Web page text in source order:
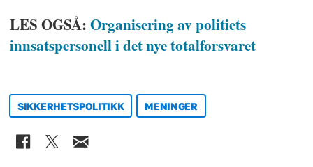
LES OGSÅ:Organisering av politiets
innsatspersonell i det nye totalforsvaret
SIKKERHETSPOLITIKK MENINGER